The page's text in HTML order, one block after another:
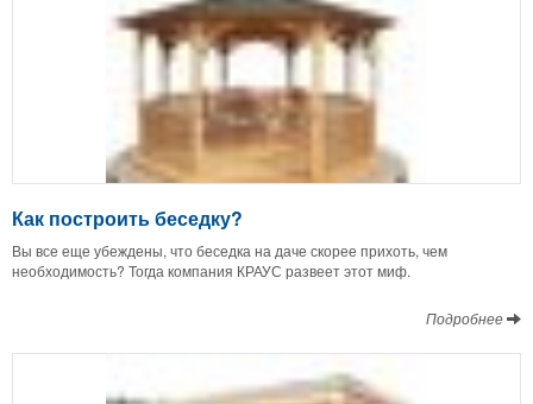
Как построить беседку?
Вы все еще убеждены, что беседка на даче скорее прихоть, чем
необходимость? Тогда компания КРАУС развеет этот миф.
Подробнее